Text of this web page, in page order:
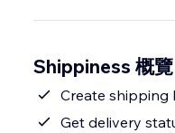
Shippiness 概覽
Create shipping
Get delivery